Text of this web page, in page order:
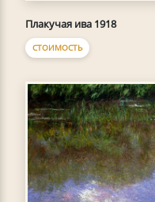
Плакучая ива 1918
СТОИМОСТЬ